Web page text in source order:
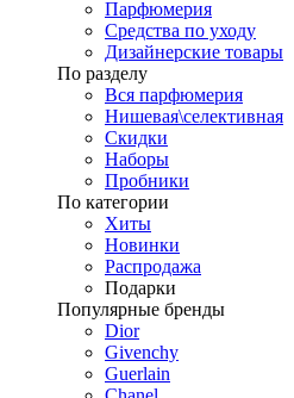
Парфюмерия
Средства по уходу
Дизайнерские товары
По разделу
Вся парфюмерия
Нишевая\селективная
Скидки
Наборы
Пробники
По категории
Хиты
Новинки
Распродажа
Подарки
Популярные бренды
Dior
Givenchy
Guerlain